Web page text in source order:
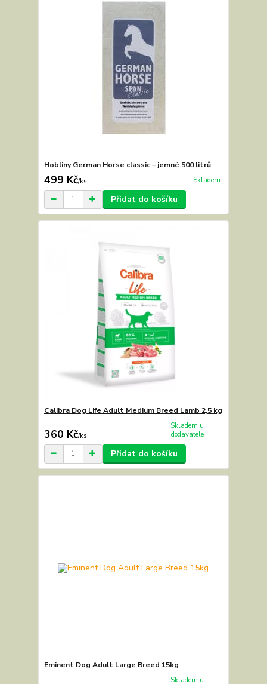
Hobliny German Horse classic – jemné 500 litrů
499 Kč/ks Skladem
Přidat do košíku
Calibra Dog Life Adult Medium Breed Lamb 2,5 kg
360 Kč/ks
Skladem u
dodavatele
Přidat do košíku
Eminent Dog Adult Large Breed 15kg
Skladem u